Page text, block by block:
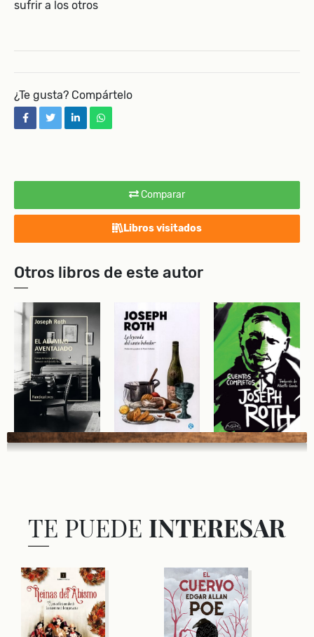
Comparar
Libros visitados
Otros libros de este autor
sufrir a los otros
¿Te gusta? Compártelo
facebooktwitterlinkedinwhatsapp
TE PUEDE INTERESAR